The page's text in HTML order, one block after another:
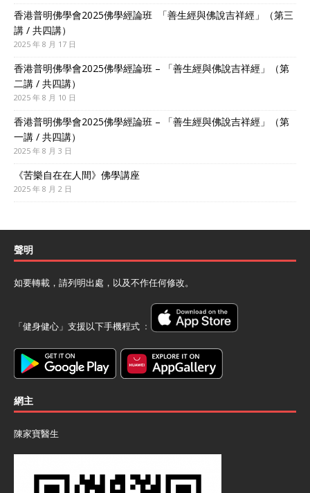
香港普明佛學會2025佛學經論班 「善生經與佛說吉祥經」（第三
講 / 共四講）
2025 年 8 月 17 日
香港普明佛學會2025佛學經論班 – 「善生經與佛說吉祥經」（第
二講 / 共四講）
2025 年 8 月 10 日
香港普明佛學會2025佛學經論班 – 「善生經與佛說吉祥經」（第
一講 / 共四講）
2025 年 8 月 3 日
《苦樂自在在人間》佛學講座
2025 年 8 月 2 日
聲明
如要轉載，請列明出處，以及不作任何修改。
「健身健心」支援以下手機程式 ﹕
網主
陳家寶醫生